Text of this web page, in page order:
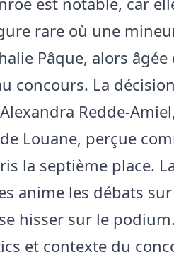
rare où une
Pâque, alors âgée
concours. La
Redde-
Louane, perçue
la septième place.
anime les débats
hisser sur le podium.
et contexte du